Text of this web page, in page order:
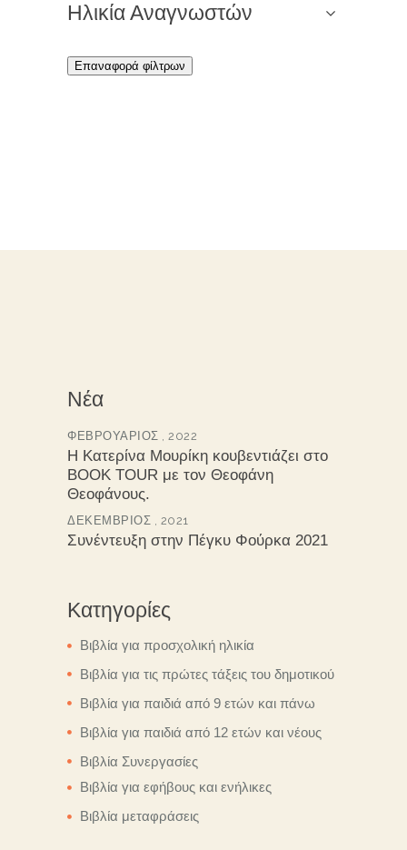
Ηλικία Αναγνωστών
Επαναφορά φίλτρων
Νέα
ΦΕΒΡΟΥΆΡΙΟΣ , 2022
Η Κατερίνα Μουρίκη κουβεντιάζει στο
BOOK TOUR με τον Θεοφάνη
Θεοφάνους.
ΔΕΚΈΜΒΡΙΟΣ , 2021
Συνέντευξη στην Πέγκυ Φούρκα 2021
Κατηγορίες
Βιβλία για προσχολική ηλικία
Βιβλία για τις πρώτες τάξεις του δημοτικού
Βιβλία για παιδιά από 9 ετών και πάνω
Βιβλία για παιδιά από 12 ετών και νέους
Βιβλία Συνεργασίες
Βιβλία για εφήβους και ενήλικες
Βιβλία μεταφράσεις